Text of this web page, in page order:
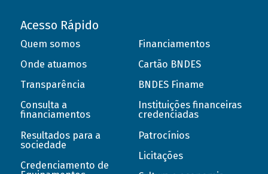
Acesso Rápido
Quem somos
Onde atuamos
Transparência
Consulta a
financiamentos
Resultados para a
sociedade
Credenciamento de
Financiamentos
Cartão BNDES
BNDES Finame
Instituições financeiras
credenciadas
Patrocínios
Licitações